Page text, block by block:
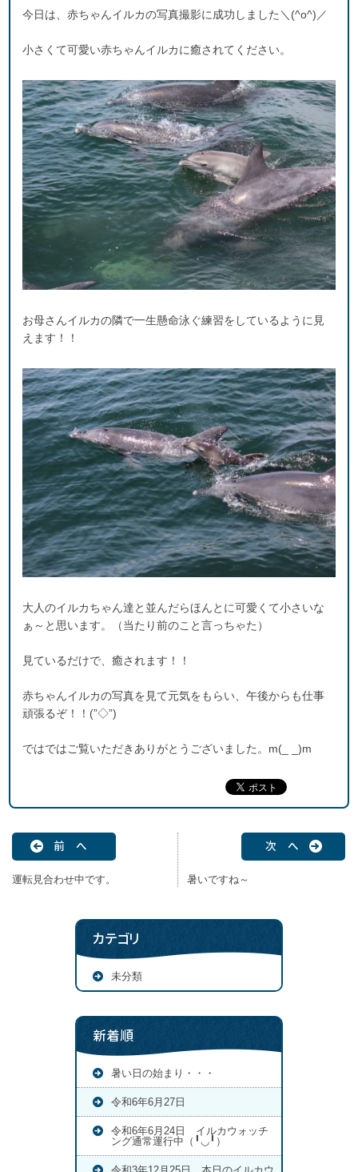
今日は、赤ちゃんイルカの写真撮影に成功しました＼(^o^)／
小さくて可愛い赤ちゃんイルカに癒されてください。
お母さんイルカの隣で一生懸命泳ぐ練習をしているように見
えます！！
大人のイルカちゃん達と並んだらほんとに可愛くて小さいな
ぁ～と思います。（当たり前のこと言っちゃた）
見ているだけで、癒されます！！
赤ちゃんイルカの写真を見て元気をもらい、午後からも仕事
頑張るぞ！！(”◇”)ゞ
ではではご覧いただきありがとうございました。m(_ _)m
前 へ
運転見合わせ中です。
次 へ
暑いですね～
カテゴリ
未分類
新着順
暑い日の始まり・・・
令和6年6月27日
令和6年6月24日 イルカウォッチ
ング通常運行中（╹◡╹）